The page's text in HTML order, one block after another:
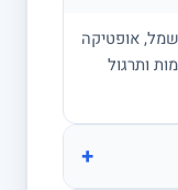
אופטיקה
ותרגול
+